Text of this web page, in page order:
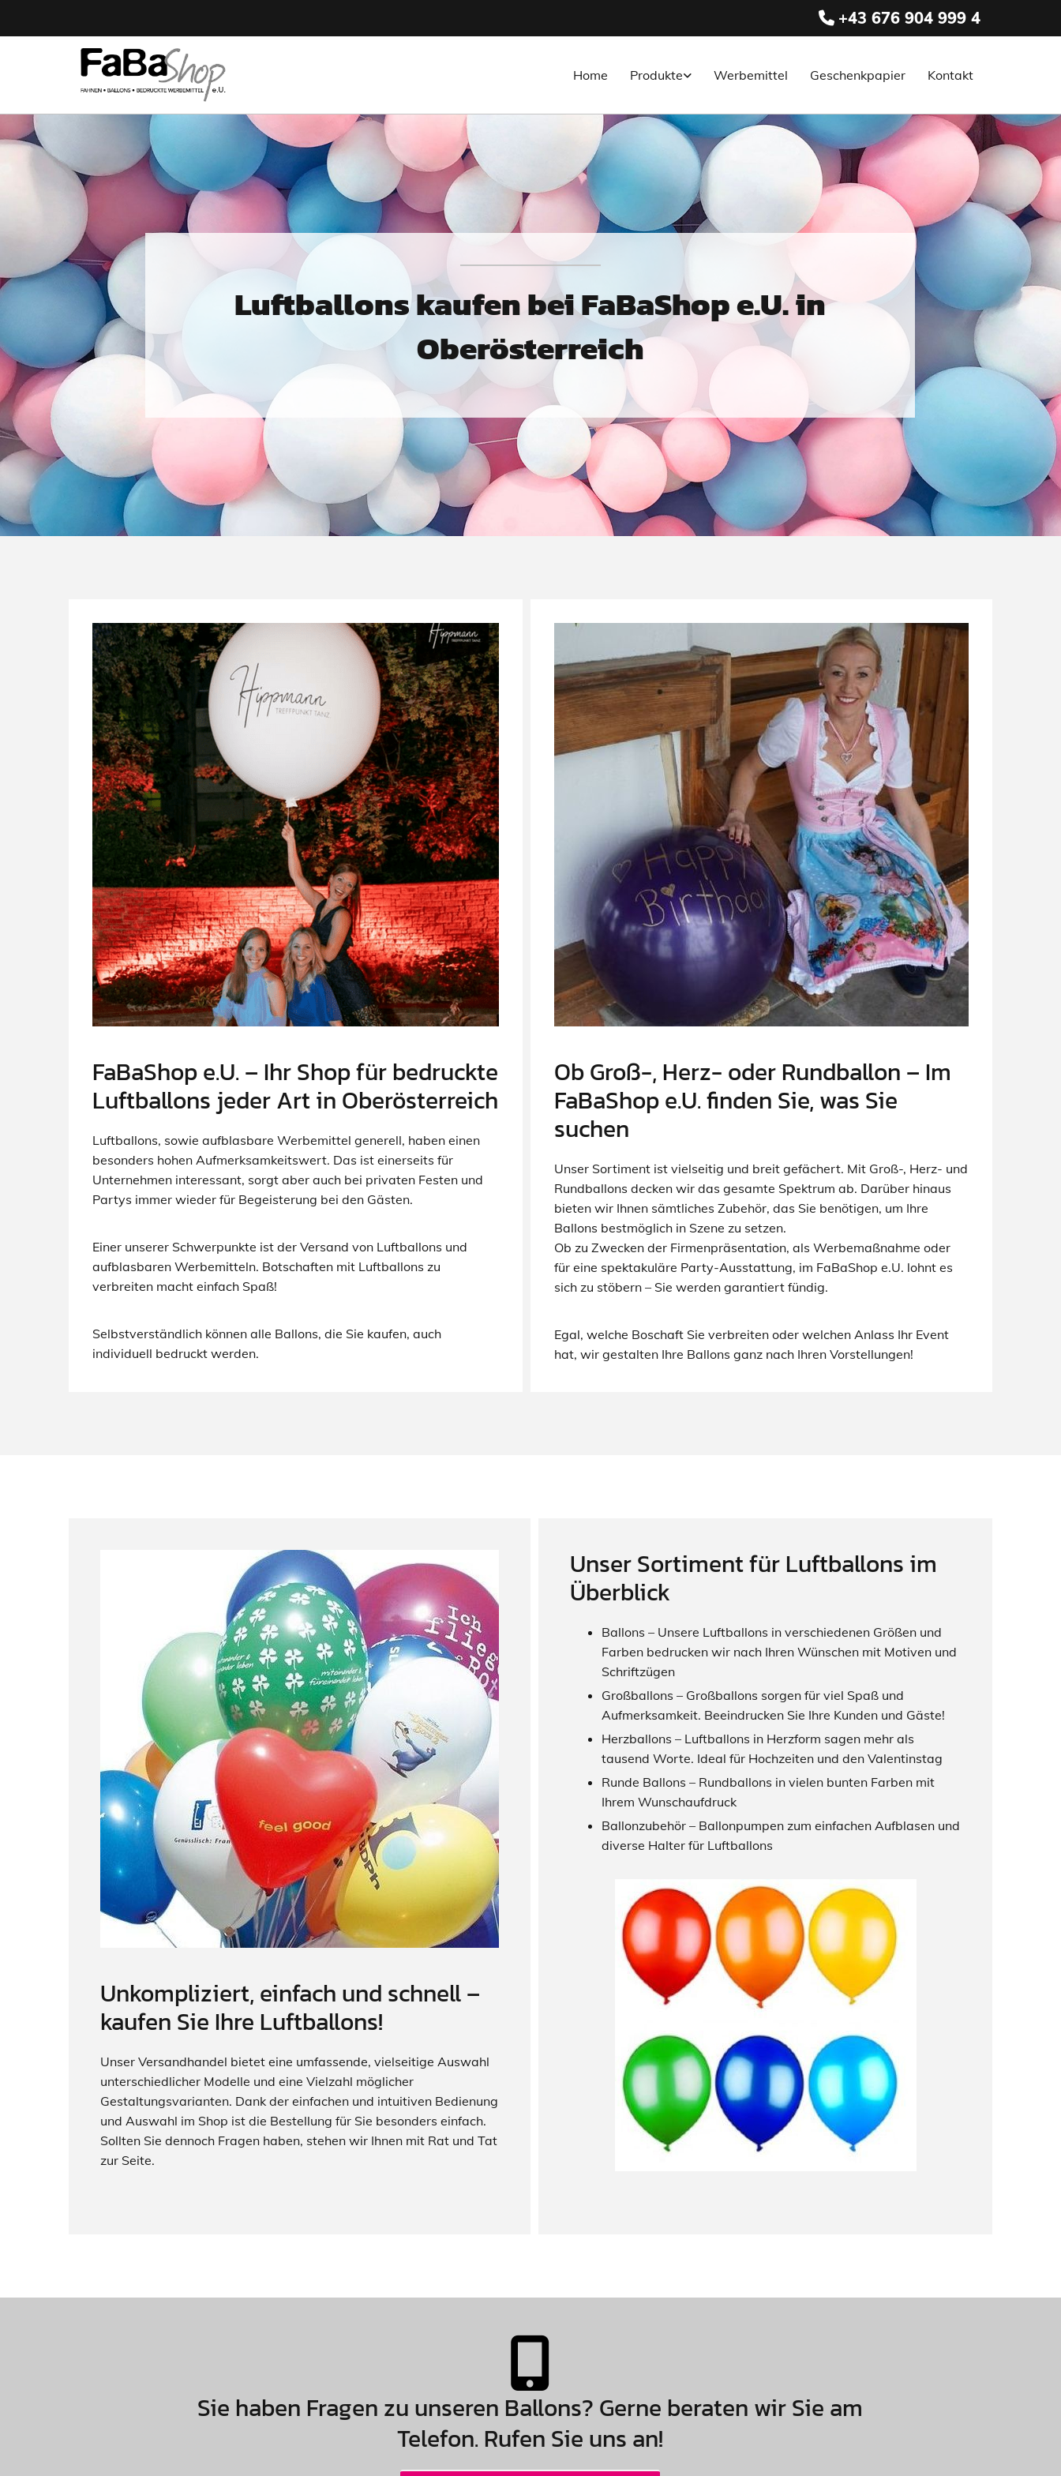
 +43 676 904 999 4
Home Produkte Werbemittel Geschenkpapier Kontakt
Luftballons kaufen bei FaBaShop e.U. in
Oberösterreich
FaBaShop e.U. – Ihr Shop für bedruckte
Luftballons jeder Art in Oberösterreich
Luftballons, sowie aufblasbare Werbemittel generell, haben einen
besonders hohen Aufmerksamkeitswert. Das ist einerseits für
Unternehmen interessant, sorgt aber auch bei privaten Festen und
Partys immer wieder für Begeisterung bei den Gästen.
Einer unserer Schwerpunkte ist der Versand von Luftballons und
aufblasbaren Werbemitteln. Botschaften mit Luftballons zu
verbreiten macht einfach Spaß!
Selbstverständlich können alle Ballons, die Sie kaufen, auch
individuell bedruckt werden.
Ob Groß-, Herz- oder Rundballon – Im
FaBaShop e.U. finden Sie, was Sie
suchen
Unser Sortiment ist vielseitig und breit gefächert. Mit Groß-, Herz- und
Rundballons decken wir das gesamte Spektrum ab. Darüber hinaus
bieten wir Ihnen sämtliches Zubehör, das Sie benötigen, um Ihre
Ballons bestmöglich in Szene zu setzen.
Ob zu Zwecken der Firmenpräsentation, als Werbemaßnahme oder
für eine spektakuläre Party-Ausstattung, im FaBaShop e.U. lohnt es
sich zu stöbern – Sie werden garantiert fündig.
Egal, welche Boschaft Sie verbreiten oder welchen Anlass Ihr Event
hat, wir gestalten Ihre Ballons ganz nach Ihren Vorstellungen!
Unkompliziert, einfach und schnell –
kaufen Sie Ihre Luftballons!
Unser Versandhandel bietet eine umfassende, vielseitige Auswahl
unterschiedlicher Modelle und eine Vielzahl möglicher
Gestaltungsvarianten. Dank der einfachen und intuitiven Bedienung
und Auswahl im Shop ist die Bestellung für Sie besonders einfach.
Sollten Sie dennoch Fragen haben, stehen wir Ihnen mit Rat und Tat
zur Seite.
Unser Sortiment für Luftballons im
Überblick
Ballons – Unsere Luftballons in verschiedenen Größen und
Farben bedrucken wir nach Ihren Wünschen mit Motiven und
Schriftzügen
Großballons – Großballons sorgen für viel Spaß und
Aufmerksamkeit. Beeindrucken Sie Ihre Kunden und Gäste!
Herzballons – Luftballons in Herzform sagen mehr als
tausend Worte. Ideal für Hochzeiten und den Valentinstag
Runde Ballons – Rundballons in vielen bunten Farben mit
Ihrem Wunschaufdruck
Ballonzubehör – Ballonpumpen zum einfachen Aufblasen und
diverse Halter für Luftballons
Sie haben Fragen zu unseren Ballons? Gerne beraten wir Sie am
Telefon. Rufen Sie uns an!